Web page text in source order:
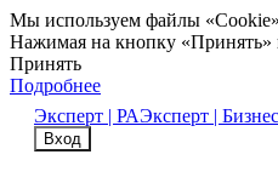
Мы используем файлы «Cookie»
Нажимая на кнопку «Принять»
Принять
Подробнее
Эксперт | РАЭксперт |
Вход